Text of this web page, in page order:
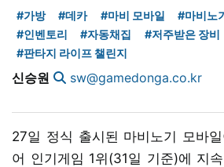
#가방 #데카 #마비 모바일 #마비노
#인벤토리
#자동채집
#저주받은 장비
#판타지 라이프 챌린지
신승원 sw@gamedonga.co.kr
27일 정식 출시된 마비노기 모바
어 인기게임 1위(31일 기준)에 지